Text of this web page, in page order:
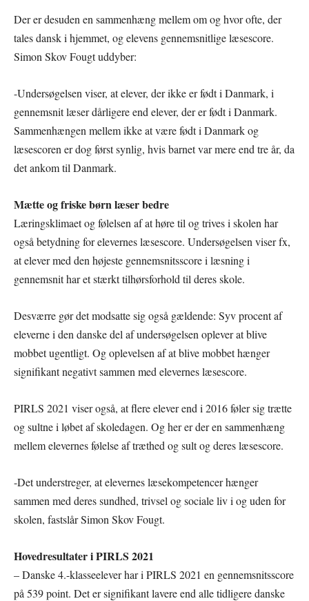
Der er desuden en sammenhæng mellem om og hvor ofte, der
tales dansk i hjemmet, og elevens gennemsnitlige læsescore.
Simon Skov Fougt uddyber:
-Undersøgelsen viser, at elever, der ikke er født i Danmark, i
gennemsnit læser dårligere end elever, der er født i Danmark.
Sammenhængen mellem ikke at være født i Danmark og
læsescoren er dog først synlig, hvis barnet var mere end tre år, da
det ankom til Danmark.
Mætte og friske børn læser bedre
Læringsklimaet og følelsen af at høre til og trives i skolen har
også betydning for elevernes læsescore. Undersøgelsen viser fx,
at elever med den højeste gennemsnitsscore i læsning i
gennemsnit har et stærkt tilhørsforhold til deres skole.
Desværre gør det modsatte sig også gældende: Syv procent af
eleverne i den danske del af undersøgelsen oplever at blive
mobbet ugentligt. Og oplevelsen af at blive mobbet hænger
signifikant negativt sammen med elevernes læsescore.
PIRLS 2021 viser også, at flere elever end i 2016 føler sig trætte
og sultne i løbet af skoledagen. Og her er der en sammenhæng
mellem elevernes følelse af træthed og sult og deres læsescore.
-Det understreger, at elevernes læsekompetencer hænger
sammen med deres sundhed, trivsel og sociale liv i og uden for
skolen, fastslår Simon Skov Fougt.
Hovedresultater i PIRLS 2021
– Danske 4.-klasseelever har i PIRLS 2021 en gennemsnitsscore
på 539 point. Det er signifikant lavere end alle tidligere danske